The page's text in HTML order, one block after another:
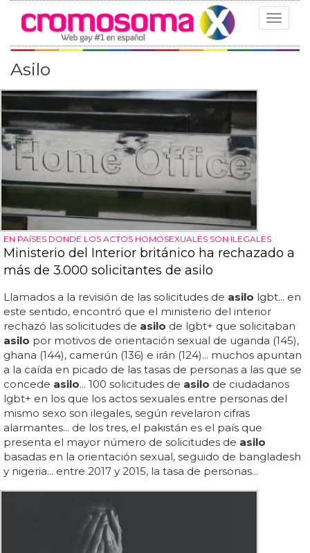
Toggle
Asilo
EN PAÍSES DONDE LOS ACTOS HOMOSEXUALES SON ILEGALES.
Ministerio del Interior británico ha rechazado a
más de 3.000 solicitantes de asilo
Llamados a la revisión de las solicitudes de asilo lgbt... en
este sentido, encontró que el ministerio del interior
rechazó las solicitudes de asilo de lgbt+ que solicitaban
asilo por motivos de orientación sexual de uganda (145),
ghana (144), camerún (136) e irán (124)... muchos apuntan
a la caída en picado de las tasas de personas a las que se
concede asilo... 100 solicitudes de asilo de ciudadanos
lgbt+ en los que los actos sexuales entre personas del
mismo sexo son ilegales, según revelaron cifras
alarmantes... de los tres, el pakistán es el país que
presenta el mayor número de solicitudes de asilo
basadas en la orientación sexual, seguido de bangladesh
y nigeria... entre 2017 y 2015, la tasa de personas...